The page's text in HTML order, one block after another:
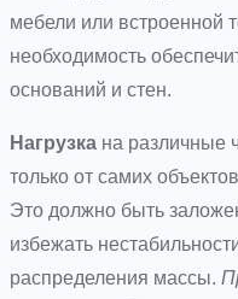
мебели или встроенной
необходимость
оснований и стен.
Нагрузка на различные
только от самих
Это должно быть
избежать
распределения массы.